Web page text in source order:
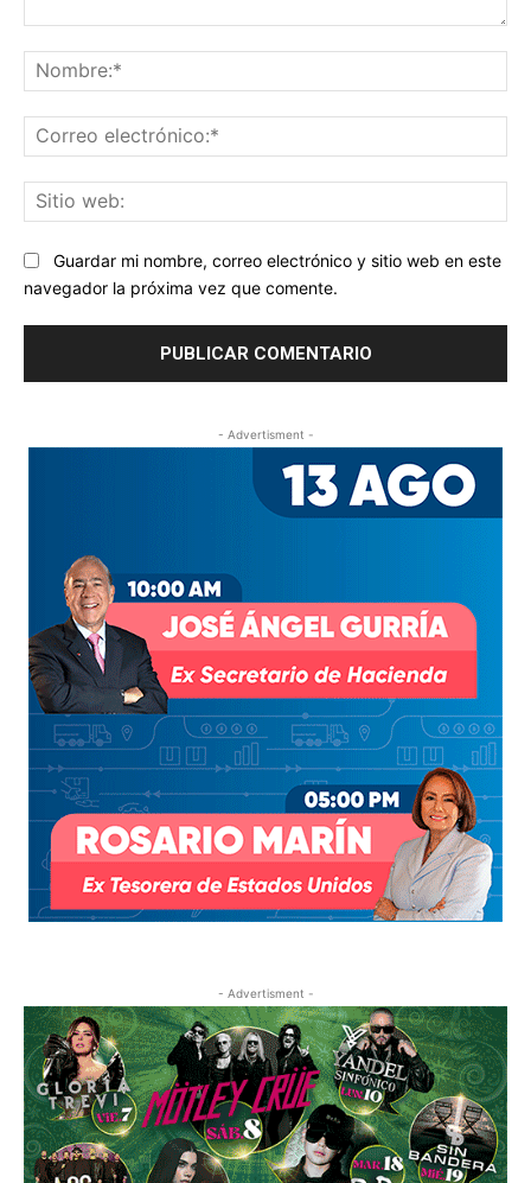
Guardar mi nombre, correo electrónico y sitio web en este
navegador la próxima vez que comente.
- Advertisment -
- Advertisment -